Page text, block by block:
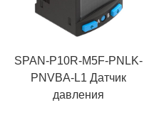
SPAN-P10R-M5F-PNLK-
PNVBA-L1 Датчик
давления